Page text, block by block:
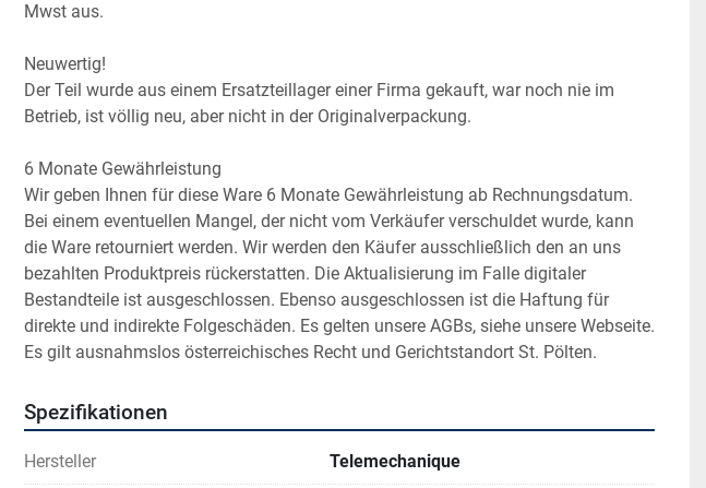
Mwst aus.
Neuwertig!
Der Teil wurde aus einem Ersatzteillager einer Firma gekauft, war noch nie im
Betrieb, ist völlig neu, aber nicht in der Originalverpackung.
6 Monate Gewährleistung
Wir geben Ihnen für diese Ware 6 Monate Gewährleistung ab Rechnungsdatum.
Bei einem eventuellen Mangel, der nicht vom Verkäufer verschuldet wurde, kann
die Ware retourniert werden. Wir werden den Käufer ausschließlich den an uns
bezahlten Produktpreis rückerstatten. Die Aktualisierung im Falle digitaler
Bestandteile ist ausgeschlossen. Ebenso ausgeschlossen ist die Haftung für
direkte und indirekte Folgeschäden. Es gelten unsere AGBs, siehe unsere Webseite.
Es gilt ausnahmslos österreichisches Recht und Gerichtstandort St. Pölten.
Spezifikationen
Hersteller Telemechanique